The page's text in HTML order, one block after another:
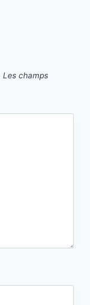
Les champs